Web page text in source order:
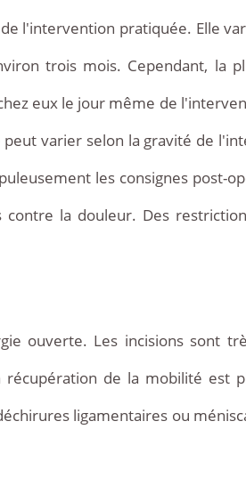
l'intervention pratiquée. Elle
trois mois. Cependant, la
eux le jour même de
varier selon la gravité de
les consignes post-
la douleur. Des
ouverte. Les incisions sont
de la mobilité est
ligamentaires ou